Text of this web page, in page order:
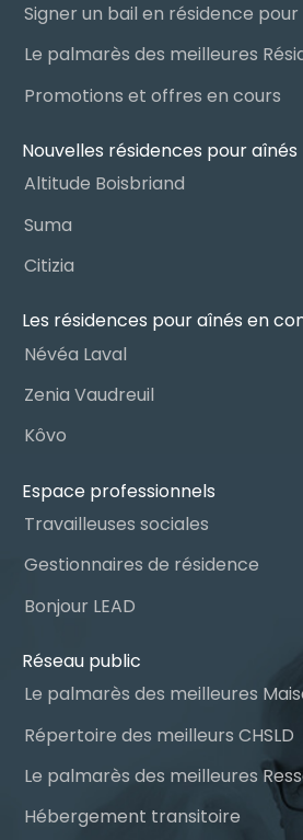
Promotions et offres en cours
Nouvelles résidences pour aînés
Altitude Boisbriand
Suma
Citizia
Les résidences pour aînés en
Névéa Laval
Zenia Vaudreuil
Kôvo
Espace professionnels
Travailleuses sociales
Gestionnaires de résidence
Bonjour LEAD
Réseau public
Répertoire des meilleurs CHSLD
Hébergement transitoire